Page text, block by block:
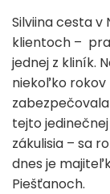
Silviina cesta
klientoch –
jednej z kliník.
niekoľko
tejto
zákulisia – sa
dnes je
Piešťanoch.